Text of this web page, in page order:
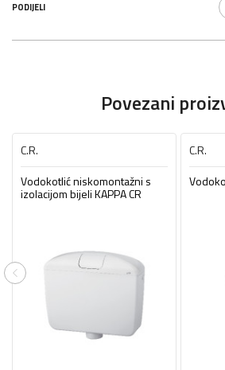
PODIJELI
Povezani
C.R.
Vodokotlić niskomontažni s
izolacijom bijeli KAPPA CR
C.R.
Previous